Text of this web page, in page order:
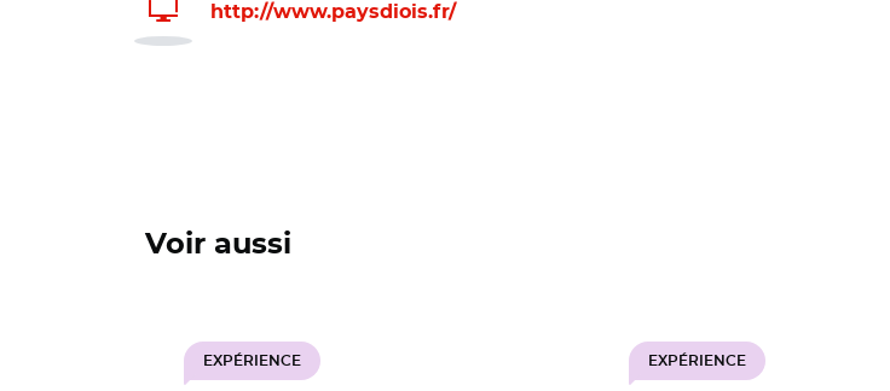
http://www.paysdiois.fr/
Voir aussi
EXPÉRIENCE EXPÉRIENCE